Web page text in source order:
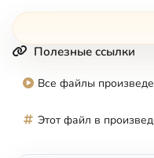
Полезные ссылки
Все файлы
Этот файл в